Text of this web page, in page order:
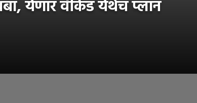
येणार वीकेंड येथेच प्लान